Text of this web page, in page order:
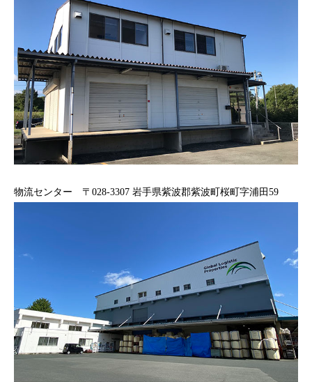
物流センター 〒028-3307 岩手県紫波郡紫波町桜町字浦田59